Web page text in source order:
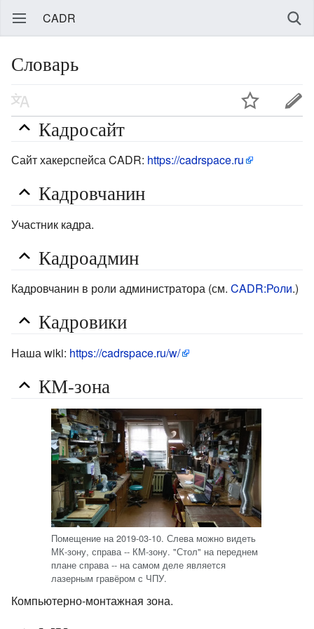
CADR
Словарь
Кадросайт
Сайт хакерспейса CADR: https://cadrspace.ru
Кадровчанин
Участник кадра.
Кадроадмин
Кадровчанин в роли администратора (см. CADR:Роли.)
Кадровики
Наша wiki: https://cadrspace.ru/w/
КМ-зона
Помещение на 2019-03-10. Слева можно видеть
МК-зону, справа -- КМ-зону. "Стол" на переднем
плане справа -- на самом деле является
лазерным гравёром с ЧПУ.
Компьютерно-монтажная зона.